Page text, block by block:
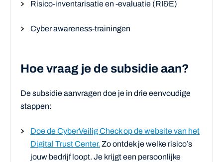
Risico-inventarisatie en -evaluatie (RI&E)
Cyber awareness-trainingen
Hoe vraag je de subsidie aan?
De subsidie aanvragen doe je in drie eenvoudige
stappen:
Doe de CyberVeilig Check op de website van het
Digital Trust Center. Zo ontdek je welke risico’s
jouw bedrijf loopt. Je krijgt een persoonlijke